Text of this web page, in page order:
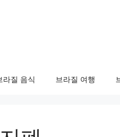
라질 음식 브라질 여행